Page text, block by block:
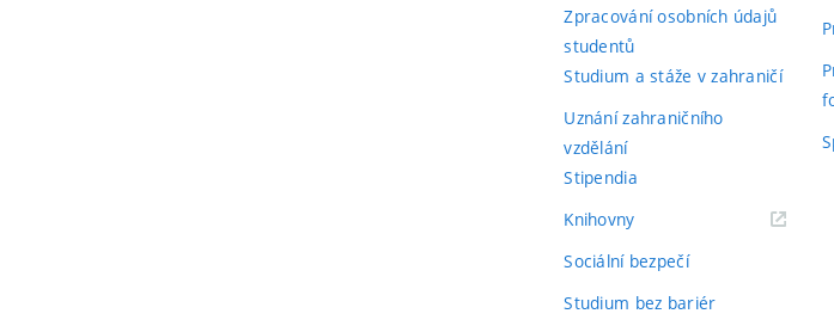
Zpracování osobních údajů
studentů
Studium a stáže v zahraničí
Uznání zahraničního
vzdělání
Stipendia
Knihovny(externí
Sociální bezpečí
Studium bez bariér